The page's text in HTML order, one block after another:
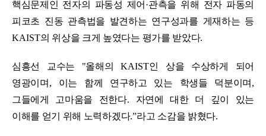
핵심문제인 전자의 파동성 제어 ·관측을 위해 전자 파동의
피코초 진동 관측법을 발견하는 연구성과를 게재하는 등
KAIST의 위상을 크게 높였다는 평가를 받았다.
심흥선 교수는 "올해의KAIST인 상을 수상하게 되어
영광이며 , 이는 함께 연구하고 있는 학생들 덕분이며 ,
그들에게 고마움을 전한다. 자연에 대한 더 깊이 있는
이해를 얻기 위해 노력하겠다.”라고 소감을 밝혔다.